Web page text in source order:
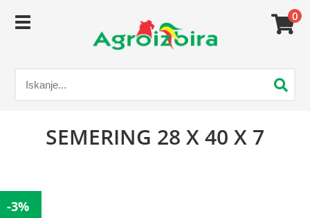
0
SEMERING 28 X 40 X 7
-3%